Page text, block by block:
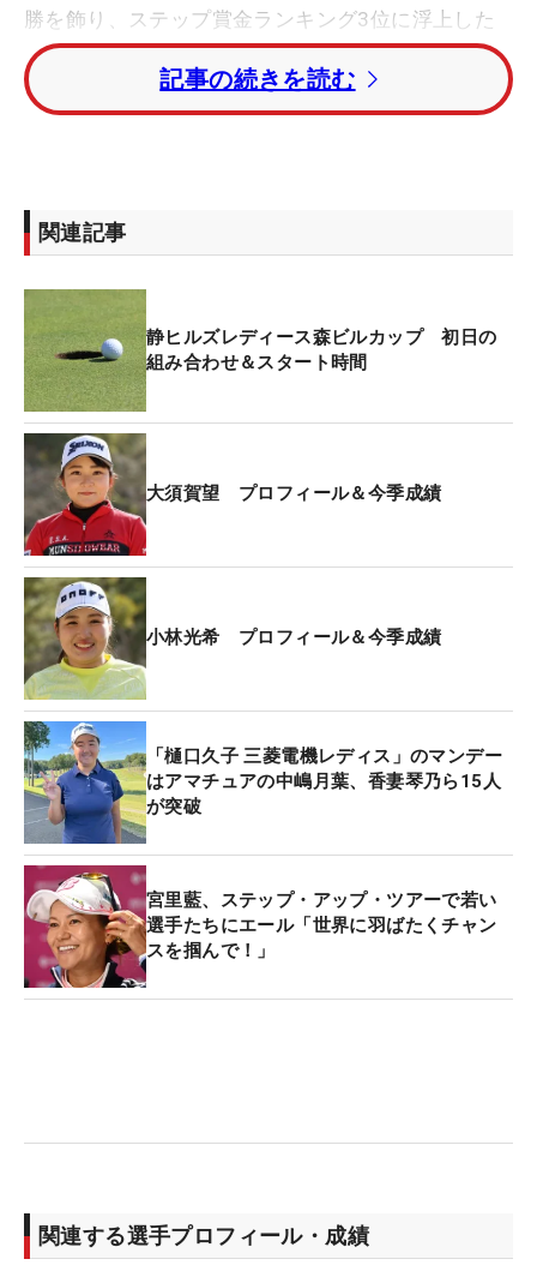
勝を飾り、ステップ賞金ランキング3位に浮上した
ルーキーの大須賀望がエイミー・コガ（米国）、前
田陽子、吉川桃との組み合わせで午前10時1分に1番
から初日をスタート。
希はベテランの原江里菜、上野菜々子、成澤祐美
と。「日台交流うどん県レディース」でステップ通
いる。ランク5位の鬼頭さくらは福山恵梨、臼井麗
香、竹内美雪とのグルーピングで10時23分に1番か
らティオフする。
昨年大会の優勝者・篠崎愛は藤田かれん、河本結、
辻梨恵と同組となった。また、8月28日に行われた
予選会を通過したヒルズゴルフトミーアカデミー出
身のアマチュア上久保実咲は石川怜奈、森彩乃、岩
橋里衣と、倉持凪は江澤亜弥、河野杏奈、大城さつ
きと初日をスタートする。
ステップ・アップ・ツアーもこの試合を含め残り4
戦。茨城の地で繰り広げられる熱き戦いに注目があ
つまる。なおシーズン終了時の賞金ランキング1位
と2位には、来年のレギュラーツアー前半戦の出場
権が与えられる。
記事の続きを読む
関連記事
静ヒルズレディース森ビルカップ 初日の
組み合わせ＆スタート時間
大須賀望 プロフィール＆今季成績
小林光希 プロフィール＆今季成績
「樋口久子 三菱電機レディス」のマンデー
はアマチュアの中嶋月葉、香妻琴乃ら15人
が突破
宮里藍、ステップ・アップ・ツアーで若い
選手たちにエール「世界に羽ばたくチャン
スを掴んで！」
関連する選手プロフィール・成績